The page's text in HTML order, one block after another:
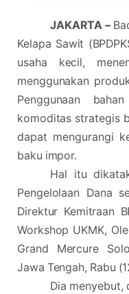
JAKARTA –
Kelapa Sawit
usaha kecil,
menggunakan
Penggunaan
komoditas strategis
dapat mengurangi
baku impor.
Hal itu
Pengelolaan Dana
Direktur Kemitraan
Workshop UKMK,
Grand Mercure
Jawa Tengah, Rabu
Dia menyebut,